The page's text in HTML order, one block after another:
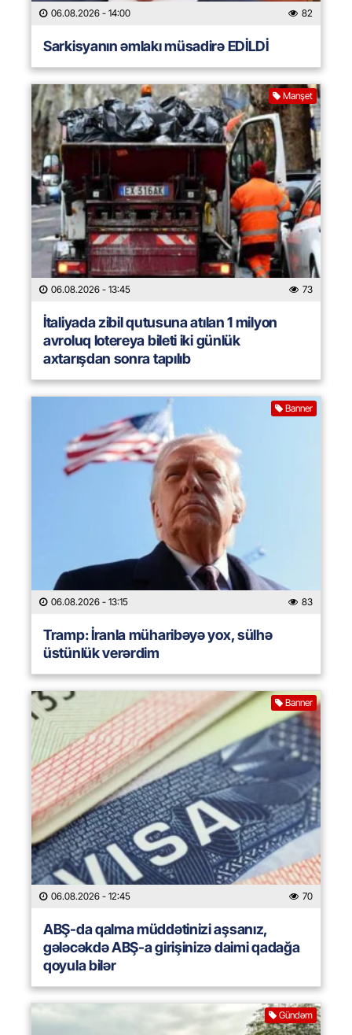
06.08.2026 - 14:00 82
Sarkisyanın əmlakı müsadirə EDİLDİ
Manşet
06.08.2026 - 13:45 73
İtaliyada zibil qutusuna atılan 1 milyon
avroluq lotereya bileti iki günlük
axtarışdan sonra tapılıb
Banner
06.08.2026 - 13:15 83
Tramp: İranla müharibəyə yox, sülhə
üstünlük verərdim
Banner
06.08.2026 - 12:45 70
ABŞ-da qalma müddətinizi aşsanız,
gələcəkdə ABŞ-a girişinizə daimi qadağa
qoyula bilər
Gündəm